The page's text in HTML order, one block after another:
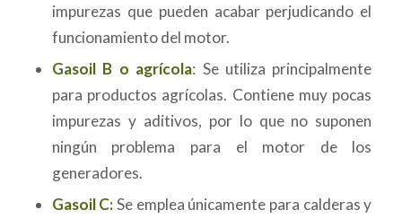
impurezas que pueden acabar perjudicando el
funcionamiento del motor.
Gasoil B o agrícola: Se utiliza principalmente
para productos agrícolas. Contiene muy pocas
impurezas y aditivos, por lo que no suponen
ningún problema para el motor de los
generadores.
Gasoil C:Se emplea únicamente para calderas y